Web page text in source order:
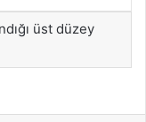
üst düzey